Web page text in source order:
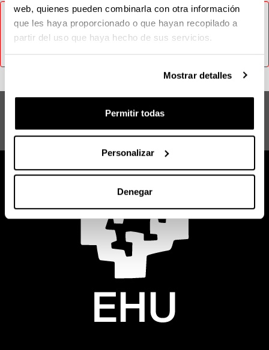
web, quienes pueden combinarla con otra información
que les haya proporcionado o que hayan recopilado a
partir del uso que haya hecho de sus servicios.
Mostrar detalles
Permitir todas
Personalizar
Denegar
No ha sido posible cargar el contenido, inténtelo más
tarde. En caso de que el problema persista contacte con
el CAU (Tlf: 946014400 / Email: cau@ehu.eus / Web:
https://lagun.ehu.eus).
Máster en la Gestión de las Lenguas en
en la Revitalización del Euskera